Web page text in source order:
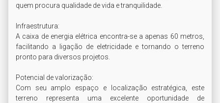
quem procura qualidade de vida e tranquilidade.
Infraestrutura:
A caixa de energia elétrica encontra-se a apenas 60 metros,
facilitando a ligação de eletricidade e tornando o terreno
pronto para diversos projetos.
Potencial de valorização:
Com seu amplo espaço e localização estratégica, este
terreno representa uma excelente oportunidade de